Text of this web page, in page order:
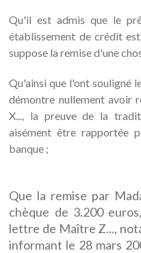
Qu'il est admis que le
établissement de crédit
suppose la remise d'une
Qu'ainsi que l'ont souligné
démontre nullement avoir
X..., la preuve de la
aisément être rapportée
banque ;
Que la remise par
chèque de 3.200
lettre de Maître Z...,
informant le 28 mars